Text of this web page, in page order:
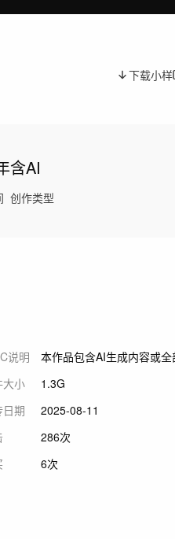
下载小样
含AI
创作类型
说明
本作品包含AI生成内容或
大小
1.3G
日期
2025-08-11
286次
6次